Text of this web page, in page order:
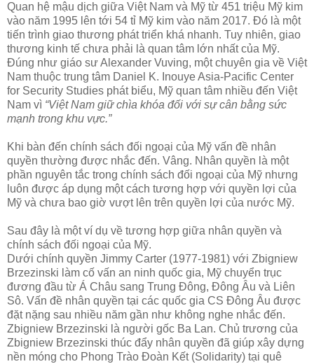
Quan hệ mậu dịch giữa Việt Nam và Mỹ từ 451 triệu Mỹ kim
vào năm 1995 lên tới 54 tỉ Mỹ kim vào năm 2017. Đó là một
tiến trình giao thương phát triển khá nhanh. Tuy nhiên, giao
thương kinh tế chưa phải là quan tâm lớn nhất của Mỹ.
Đúng như giáo sư Alexander Vuving, một chuyên gia về Việt
Nam thuộc trung tâm Daniel K. Inouye Asia-Pacific Center
for Security Studies phát biểu, Mỹ quan tâm nhiều đến Việt
Nam vì “Việt Nam giữ chìa khóa đối với sự cân bằng sức
mạnh trong khu vực.”
Khi bàn đến chính sách đối ngoại của Mỹ vấn đề nhân
quyền thường được nhắc đến. Vâng. Nhân quyền là một
phần nguyên tắc trong chính sách đối ngoại của Mỹ nhưng
luôn được áp dụng một cách tương hợp với quyền lợi của
Mỹ và chưa bao giờ vượt lên trên quyền lợi của nước Mỹ.
Sau đây là một ví dụ về tương hợp giữa nhân quyền và
chính sách đối ngoại của Mỹ.
Dưới chính quyền Jimmy Carter (1977-1981) với Zbigniew
Brzezinski làm cố vấn an ninh quốc gia, Mỹ chuyển trục
đương đầu từ Á Châu sang Trung Đông, Đông Âu và Liên
Sô. Vấn đề nhân quyền tại các quốc gia CS Đông Âu được
đặt nặng sau nhiều năm gần như không nghe nhắc đến.
Zbigniew Brzezinski là người gốc Ba Lan. Chủ trương của
Zbigniew Brzezinski thúc đẩy nhân quyền đã giúp xây dựng
nền móng cho Phong Trào Đoàn Kết (Solidarity) tại quê